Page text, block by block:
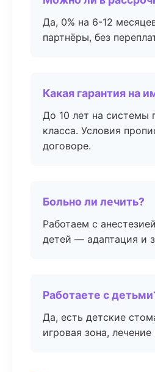
Да, 0% на 6-12
партнёры, без
Какая гарантия на
До 10 лет на системы
класса. Условия
договоре.
Больно ли лечить?
Работаем с
детей — адаптация и
Работаете с
Да, есть детские
игровая зона, лечение